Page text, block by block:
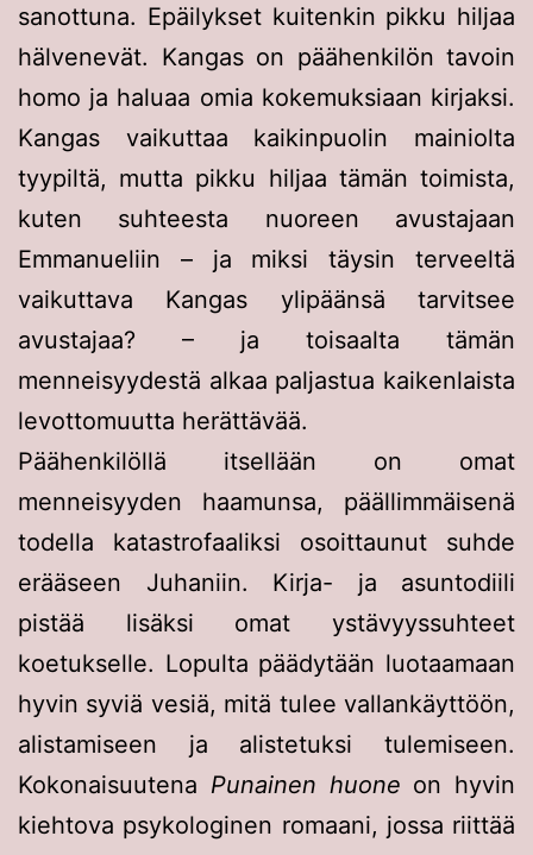
sanottuna. Epäilykset kuitenkin pikku hiljaa
hälvenevät. Kangas on päähenkilön tavoin
homo ja haluaa omia kokemuksiaan kirjaksi.
Kangas vaikuttaa kaikinpuolin mainiolta
tyypiltä, mutta pikku hiljaa tämän toimista,
kuten suhteesta nuoreen avustajaan
Emmanueliin – ja miksi täysin terveeltä
vaikuttava Kangas ylipäänsä tarvitsee
avustajaa? – ja toisaalta tämän
menneisyydestä alkaa paljastua kaikenlaista
levottomuutta herättävää.
Päähenkilöllä itsellään on omat
menneisyyden haamunsa, päällimmäisenä
todella katastrofaaliksi osoittaunut suhde
erääseen Juhaniin. Kirja- ja asuntodiili
pistää lisäksi omat ystävyyssuhteet
koetukselle. Lopulta päädytään luotaamaan
hyvin syviä vesiä, mitä tulee vallankäyttöön,
alistamiseen ja alistetuksi tulemiseen.
Kokonaisuutena Punainen huone on hyvin
kiehtova psykologinen romaani, jossa riittää